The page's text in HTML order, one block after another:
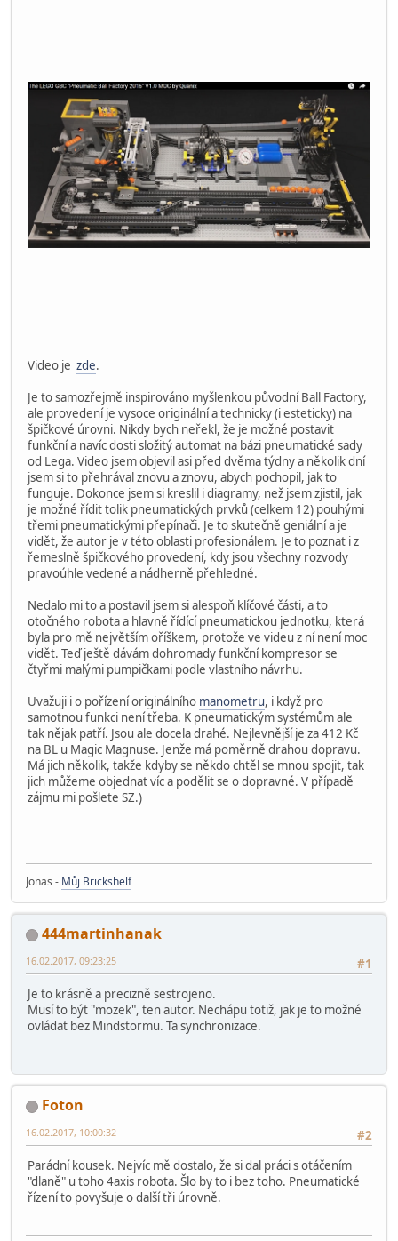
Video je zde.
Je to samozřejmě inspirováno myšlenkou původní Ball Factory,
ale provedení je vysoce originální a technicky (i esteticky) na
špičkové úrovni. Nikdy bych neřekl, že je možné postavit
funkční a navíc dosti složitý automat na bázi pneumatické sady
od Lega. Video jsem objevil asi před dvěma týdny a několik dní
jsem si to přehrával znovu a znovu, abych pochopil, jak to
funguje. Dokonce jsem si kreslil i diagramy, než jsem zjistil, jak
je možné řídit tolik pneumatických prvků (celkem 12) pouhými
třemi pneumatickými přepínači. Je to skutečně geniální a je
vidět, že autor je v této oblasti profesionálem. Je to poznat i z
řemeslně špičkového provedení, kdy jsou všechny rozvody
pravoúhle vedené a nádherně přehledné.
Nedalo mi to a postavil jsem si alespoň klíčové části, a to
otočného robota a hlavně řídící pneumatickou jednotku, která
byla pro mě největším oříškem, protože ve videu z ní není moc
vidět. Teď ještě dávám dohromady funkční kompresor se
čtyřmi malými pumpičkami podle vlastního návrhu.
Uvažuji i o pořízení originálního manometru, i když pro
samotnou funkci není třeba. K pneumatickým systémům ale
tak nějak patří. Jsou ale docela drahé. Nejlevnější je za 412 Kč
na BL u Magic Magnuse. Jenže má poměrně drahou dopravu.
Má jich několik, takže kdyby se někdo chtěl se mnou spojit, tak
jich můžeme objednat víc a podělit se o dopravné. V případě
zájmu mi pošlete SZ.)
Jonas - Můj Brickshelf
444martinhanak
#1
16.02.2017, 09:23:25
Je to krásně a precizně sestrojeno.
Musí to být "mozek", ten autor. Nechápu totiž, jak je to možné
ovládat bez Mindstormu. Ta synchronizace.
Foton
#2
16.02.2017, 10:00:32
Parádní kousek. Nejvíc mě dostalo, že si dal práci s otáčením
"dlaně" u toho 4axis robota. Šlo by to i bez toho. Pneumatické
řízení to povyšuje o další tři úrovně.